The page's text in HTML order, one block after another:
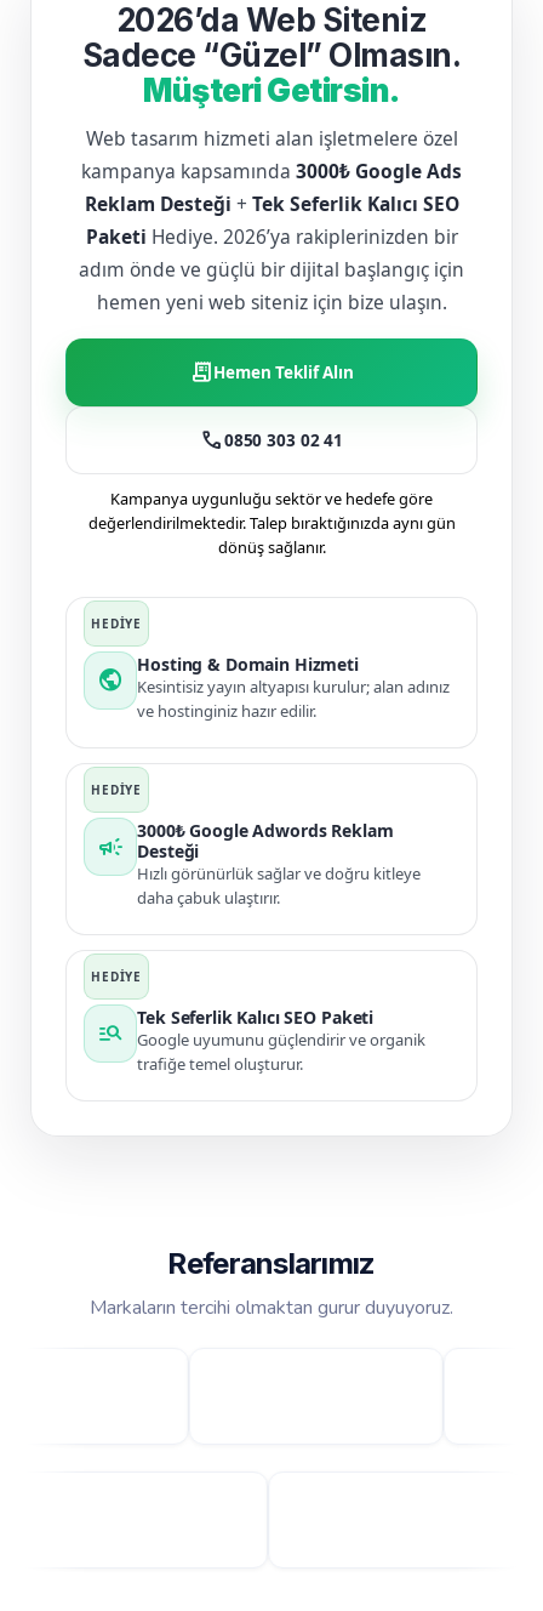
2026’da Web Siteniz
Sadece “Güzel” Olmasın.
Müşteri Getirsin.
Web tasarım hizmeti alan işletmelere özel
kampanya kapsamında 3000₺ Google Ads
Reklam Desteği + Tek Seferlik Kalıcı SEO
Paketi Hediye. 2026’ya rakiplerinizden bir
adım önde ve güçlü bir dijital başlangıç için
hemen yeni web siteniz için bize ulaşın.
receipt_longHemen Teklif Alın
call0850 303 02 41
Kampanya uygunluğu sektör ve hedefe göre
değerlendirilmektedir. Talep bıraktığınızda aynı gün
dönüş sağlanır.
public
Hosting & Domain Hizmeti
Kesintisiz yayın altyapısı kurulur; alan adınız
ve hostinginiz hazır edilir.
campaign
3000₺ Google Adwords Reklam
Desteği
Hızlı görünürlük sağlar ve doğru kitleye
daha çabuk ulaştırır.
manage_search
Tek Seferlik Kalıcı SEO Paketi
Google uyumunu güçlendirir ve organik
trafiğe temel oluşturur.
Referanslarımız
Markaların tercihi olmaktan gurur duyuyoruz.